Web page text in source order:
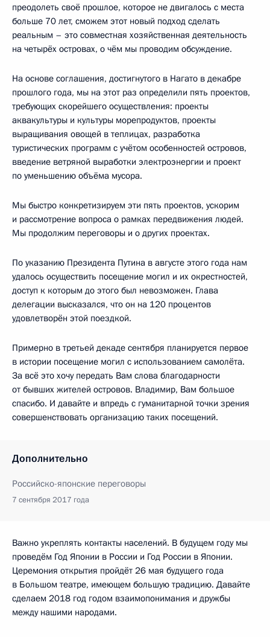
преодолеть своё прошлое, которое не двигалось с места
больше 70 лет, сможем этот новый подход сделать
реальным – это совместная хозяйственная деятельность
на четырёх островах, о чём мы проводим обсуждение.
На основе соглашения, достигнутого в Нагато в декабре
прошлого года, мы на этот раз определили пять проектов,
требующих скорейшего осуществления: проекты
аквакультуры и культуры морепродуктов, проекты
выращивания овощей в теплицах, разработка
туристических программ с учётом особенностей островов,
введение ветряной выработки электроэнергии и проект
по уменьшению объёма мусора.
Мы быстро конкретизируем эти пять проектов, ускорим
и рассмотрение вопроса о рамках передвижения людей.
Мы продолжим переговоры и о других проектах.
По указанию Президента Путина в августе этого года нам
удалось осуществить посещение могил и их окрестностей,
доступ к которым до этого был невозможен. Глава
делегации высказался, что он на 120 процентов
удовлетворён этой поездкой.
Примерно в третьей декаде сентября планируется первое
в истории посещение могил с использованием самолёта.
За всё это хочу передать Вам слова благодарности
от бывших жителей островов. Владимир, Вам большое
спасибо. И давайте и впредь с гуманитарной точки зрения
совершенствовать организацию таких посещений.
Дополнительно
Российско-японские переговоры
7 сентября 2017 года
Важно укреплять контакты населений. В будущем году мы
проведём Год Японии в России и Год России в Японии.
Церемония открытия пройдёт 26 мая будущего года
в Большом театре, имеющем большую традицию. Давайте
сделаем 2018 год годом взаимопонимания и дружбы
между нашими народами.